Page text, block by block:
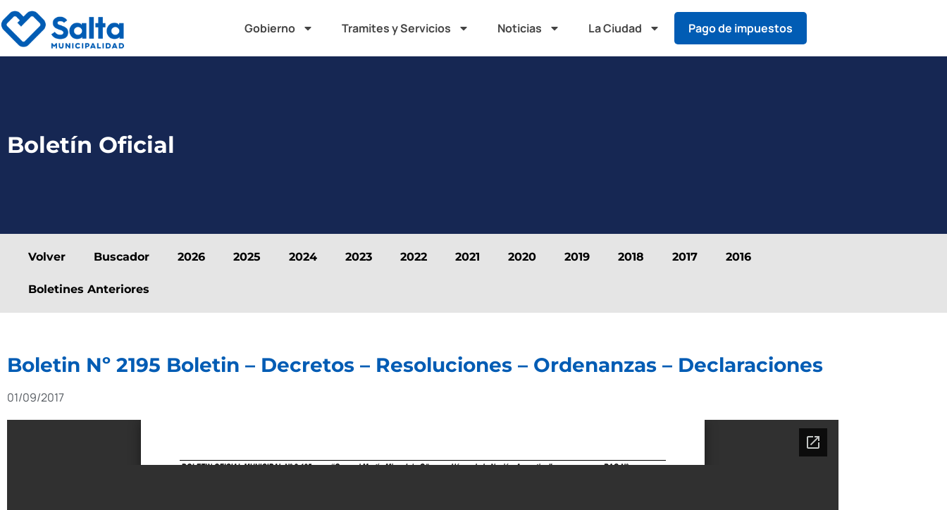
Gobierno Tramites y Servicios Noticias La Ciudad Pago de impuestos
Boletín Oficial
Volver Buscador 2026 2025 2024 2023 2022 2021 2020 2019 2018 2017 2016
Boletines Anteriores
Boletin Nº 2195 Boletin – Decretos – Resoluciones – Ordenanzas – Declaraciones
01/09/2017